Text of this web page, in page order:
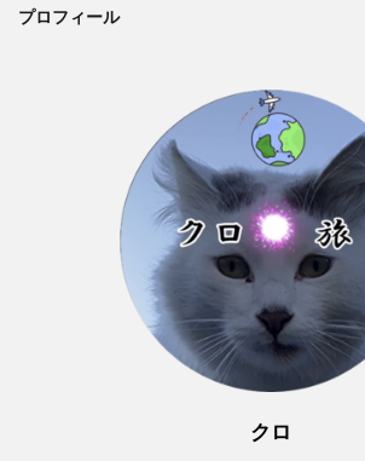
プロフィール
クロ